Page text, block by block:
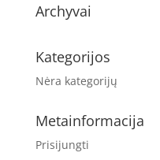
Archyvai
Kategorijos
Nėra kategorijų
Metainformacija
Prisijungti